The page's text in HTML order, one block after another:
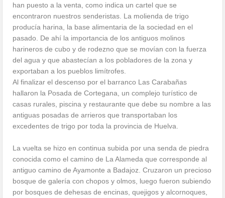
han puesto a la venta, como indica un cartel que se
encontraron nuestros senderistas. La molienda de trigo
producía harina, la base alimentaria de la sociedad en el
pasado. De ahí la importancia de los antiguos molinos
harineros de cubo y de rodezno que se movían con la fuerza
del agua y que abastecían a los pobladores de la zona y
exportaban a los pueblos limítrofes.
Al finalizar el descenso por el barranco Las Carabañas
hallaron la Posada de Cortegana, un complejo turístico de
casas rurales, piscina y restaurante que debe su nombre a las
antiguas posadas de arrieros que transportaban los
excedentes de trigo por toda la provincia de Huelva.
La vuelta se hizo en continua subida por una senda de piedra
conocida como el camino de La Alameda que corresponde al
antiguo camino de Ayamonte a Badajoz. Cruzaron un precioso
bosque de galería con chopos y olmos, luego fueron subiendo
por bosques de dehesas de encinas, quejigos y alcornoques,